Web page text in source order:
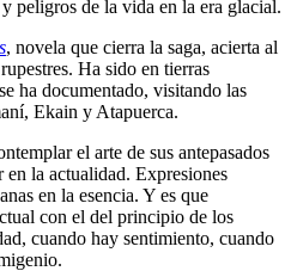
peligros de la vida en la era glacial.
, novela que cierra la saga, acierta al
Ha sido en tierras
ha documentado, visitando las
Ekain y Atapuerca.
el arte de sus antepasados
en la actualidad. Expresiones
en la esencia. Y es que
con el del principio de los
cuando hay sentimiento, cuando